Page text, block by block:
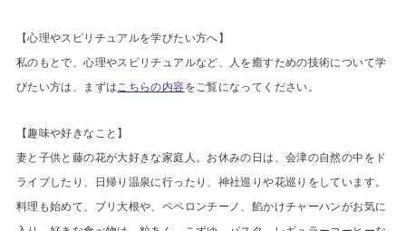
【心理やスピリチュアルを学びたい方へ】
私のもとで、心理やスピリチュアルなど、人を癒すための技術について学
びたい方は、まずは こちらの内容をご覧になってください。
【趣味や好きなこと】
妻と子供と藤の花が大好きな家庭人。お休みの日は、会津の自然の中をド
ライブしたり、日帰り温泉に行ったり、神社巡りや花巡りをしています。
料理も始めて、ブリ大根や、ペペロンチーノ、餡かけチャーハンがお気に